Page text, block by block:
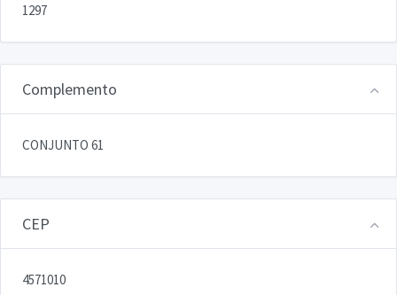
1297
Complemento
CONJUNTO 61
CEP
4571010